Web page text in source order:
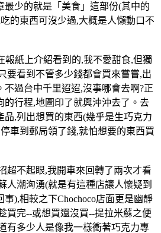
最少的就是「美食」這部份(其中的
的東西可沒少過,大概是人懶動口不
報紙上介紹看到的,我不愛甜食,但獨
要看到不管多少錢都會買來嘗嘗,出
不過台中千里迢迢,沒事哪會去啊?正
的行程,地圖印了就興沖沖去了。去
品,列出想買的東西(幾乎是生巧克力
車到郵局領了錢,就怕想要的東西買
超不起眼,我開車來回轉了兩次才看
人潮洶湧(就是有這種店讓人懷疑到
),相較之下Chochoco店面更是幽靜
買完--或想買還沒買--提拉米蘇之便
有多少人是像我一樣衝著巧克力專